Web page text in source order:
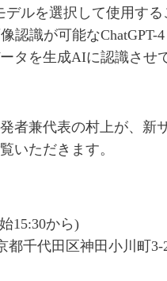
ルを選択して使用す
識が可能なChatGPT-
タを生成AIに認識させ
者兼代表の村上が、新
いただきます。
15:30から)
千代田区神田小川町3-